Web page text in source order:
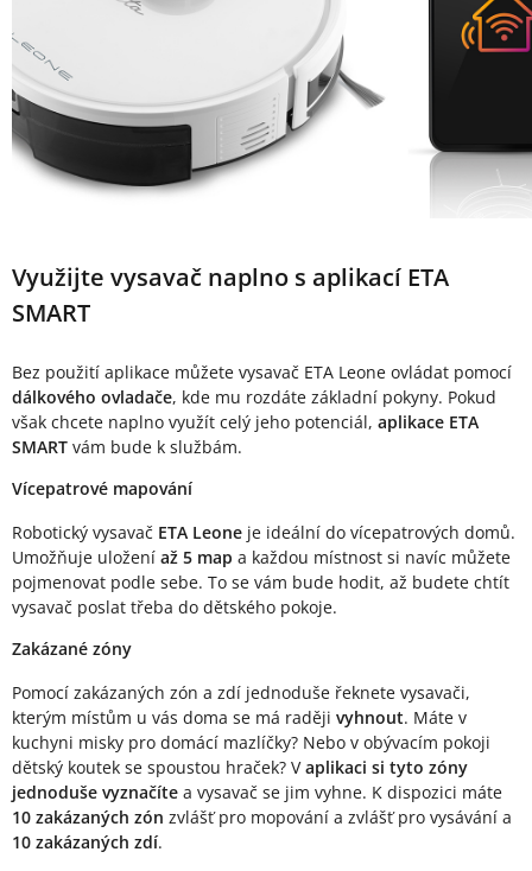
Využijte vysavač naplno s aplikací ETA
SMART
Bez použití aplikace můžete vysavač ETA Leone ovládat pomocí
dálkového ovladače, kde mu rozdáte základní pokyny. Pokud
však chcete naplno využít celý jeho potenciál, aplikace ETA
SMART vám bude k službám.
Vícepatrové mapování
Robotický vysavač ETA Leone je ideální do vícepatrových domů.
Umožňuje uložení až 5 map a každou místnost si navíc můžete
pojmenovat podle sebe. To se vám bude hodit, až budete chtít
vysavač poslat třeba do dětského pokoje.
Zakázané zóny
Pomocí zakázaných zón a zdí jednoduše řeknete vysavači,
kterým místům u vás doma se má raději vyhnout. Máte v
kuchyni misky pro domácí mazlíčky? Nebo v obývacím pokoji
dětský koutek se spoustou hraček? Vaplikaci si tyto zóny
jednoduše vyznačíte a vysavač se jim vyhne. K dispozici máte
10 zakázaných zón zvlášť pro mopování a zvlášť pro vysávání a
10 zakázaných zdí.